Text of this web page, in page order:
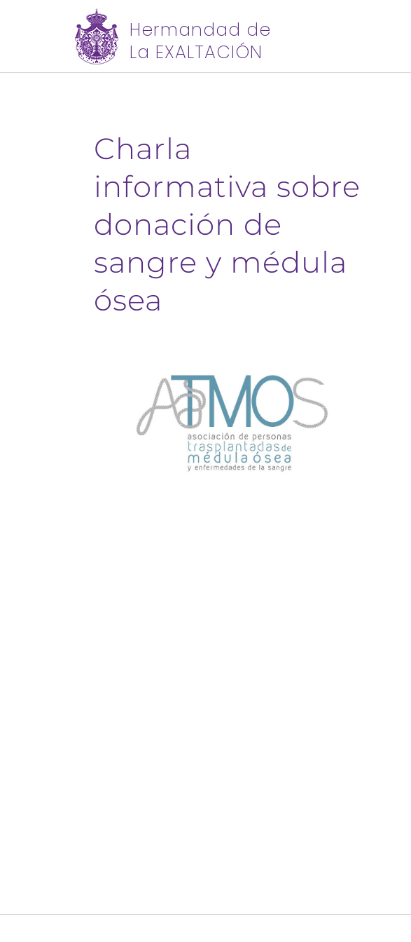
Hermandad de
La EXALTACIÓN
Charla
informativa sobre
donación de
sangre y médula
ósea